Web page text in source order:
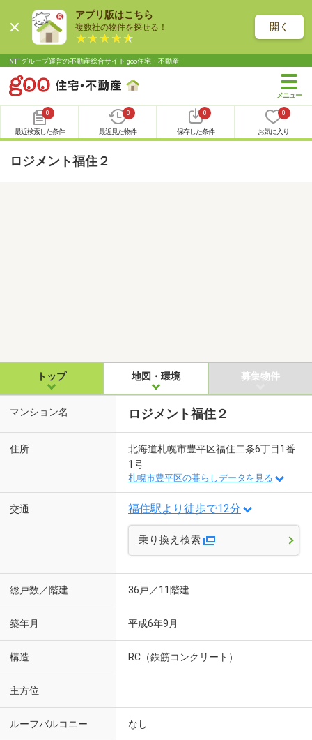
アプリ版はこちら
複数社の物件を探せる！ 開く
NTTグループ運営の不動産総合サイト goo住宅・不動産
0
最近検索した条件
0
最近見た物件
0
保存した条件
0
お気に入り
ロジメント福住２
トップ 地図・環境 募集物件
マンション名 ロジメント福住２
住所
北海道札幌市豊平区福住二条6丁目1番
1号
札幌市豊平区の暮らしデータを見る
交通 福住駅より徒歩で12分
乗り換え検索
総戸数／階建 36戸／11階建
築年月 平成6年9月
構造 RC（鉄筋コンクリート）
主方位
ルーフバルコニー なし